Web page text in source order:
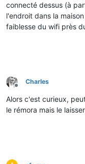
connecté dessus (à
l'endroit dans la
faiblesse du wifi près
Offline
Charles
Alors c'est curieux,
le rémora mais le